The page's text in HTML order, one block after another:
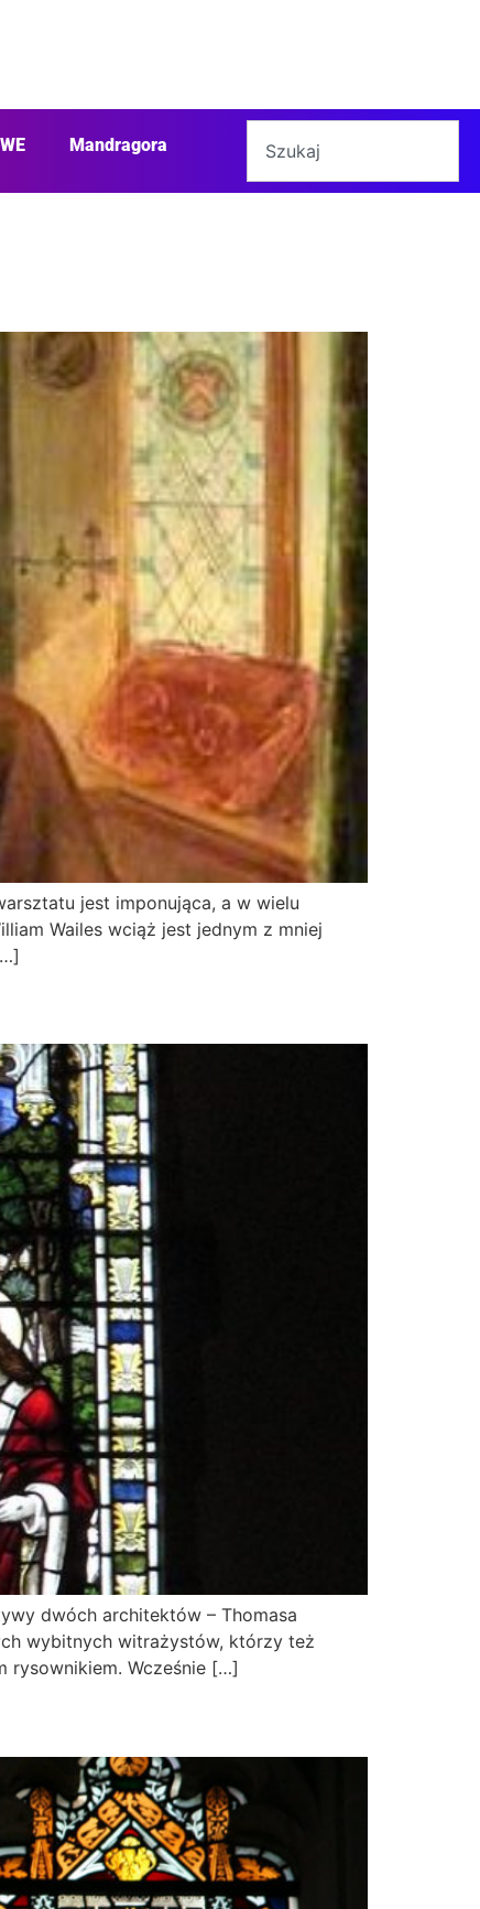
Mandragora
jest imponująca, a w wielu
Wailes wciąż jest jednym z mniej
dwóch architektów – Thomasa
wybitnych witrażystów, którzy też
rysownikiem. Wcześnie […]